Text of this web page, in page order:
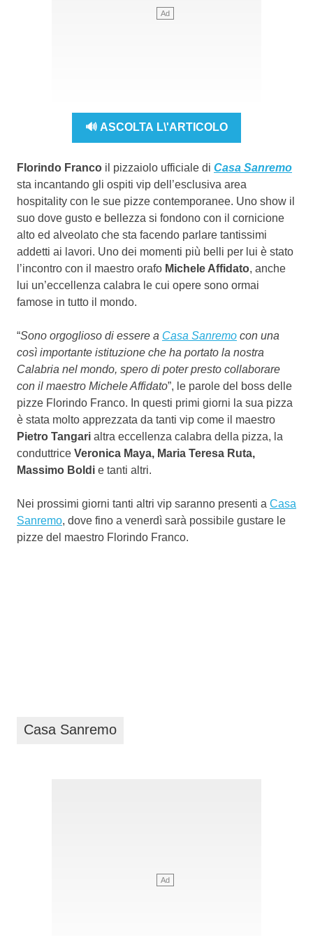
🔊 ASCOLTA L\'ARTICOLO
Florindo Franco il pizzaiolo ufficiale di Casa Sanremo
sta incantando gli ospiti vip dell’esclusiva area
hospitality con le sue pizze contemporanee. Uno show il
suo dove gusto e bellezza si fondono con il cornicione
alto ed alveolato che sta facendo parlare tantissimi
addetti ai lavori. Uno dei momenti più belli per lui è stato
l’incontro con il maestro orafo Michele Affidato, anche
lui un’eccellenza calabra le cui opere sono ormai
famose in tutto il mondo.
“Sono orgoglioso di essere a Casa Sanremo con una
così importante istituzione che ha portato la nostra
Calabria nel mondo, spero di poter presto collaborare
con il maestro Michele Affidato”, le parole del boss delle
pizze Florindo Franco. In questi primi giorni la sua pizza
è stata molto apprezzata da tanti vip come il maestro
Pietro Tangari altra eccellenza calabra della pizza, la
conduttrice Veronica Maya, Maria Teresa Ruta,
Massimo Boldi e tanti altri.
Nei prossimi giorni tanti altri vip saranno presenti a Casa
Sanremo, dove fino a venerdì sarà possibile gustare le
pizze del maestro Florindo Franco.
Casa Sanremo